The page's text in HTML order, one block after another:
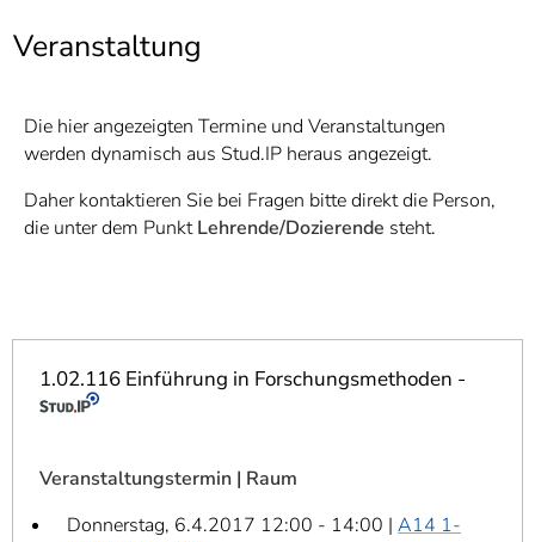
Zielgruppennavigation
springen
Zur
Brotkrumennavigation
7]
Informationen zur
Veranstaltung
Die hier angezeigten Termine und Veranstaltungen
werden dynamisch aus Stud.IP heraus angezeigt.
Daher kontaktieren Sie bei Fragen bitte direkt die Person,
die unter dem PunktLehrende/Dozierende steht.
1.02.116 Einführung in Forschungsmethoden -
Veranstaltungstermin | Raum
Donnerstag, 6.4.2017 12:00 - 14:00 | A14 1-